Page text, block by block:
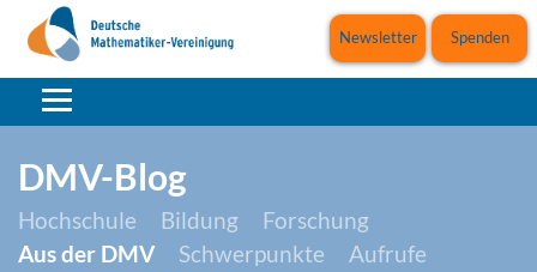
Spenden
Newsletter
DMV-Blog
Hochschule Bildung
Forschung
Aus der DMV
Schwerpunkte
Aufrufe